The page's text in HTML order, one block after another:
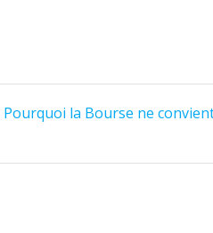
Article
Pourquoi la Bourse ne